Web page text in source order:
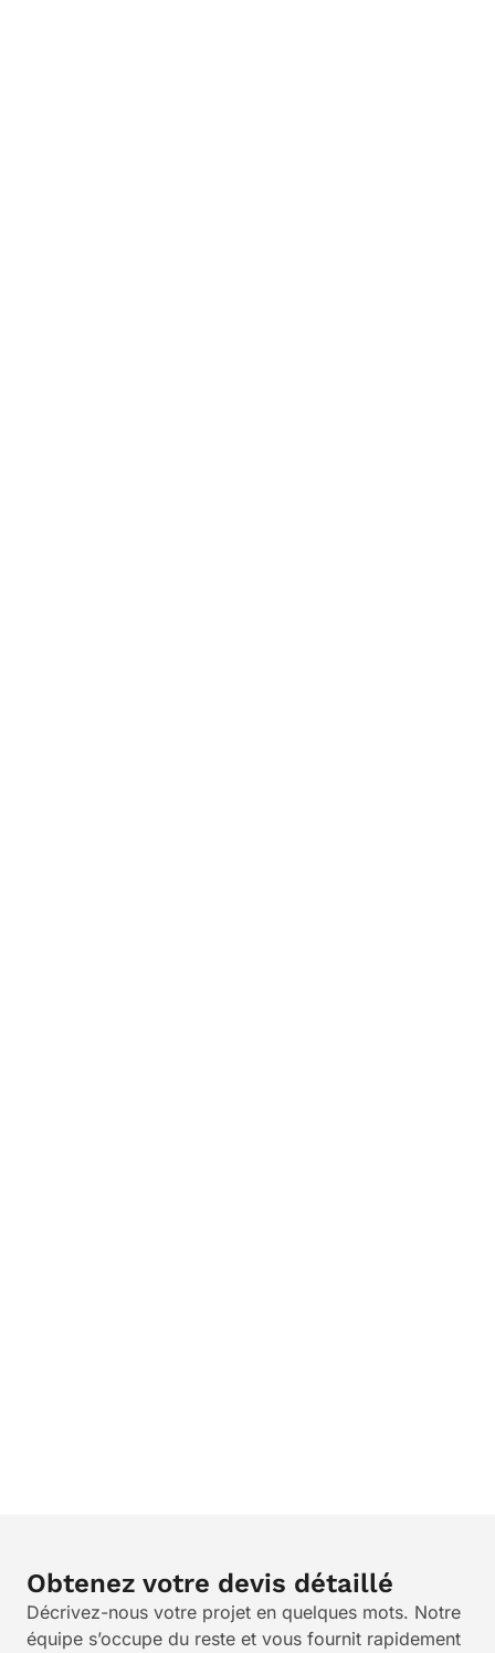
Obtenez votre devis détaillé
Décrivez-nous votre projet en quelques mots. Notre
équipe s’occupe du reste et vous fournit rapidement